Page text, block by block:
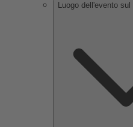
Luogo dell'evento